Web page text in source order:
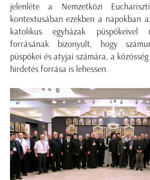
jelenléte a Nemzetközi
kontextusában ezekben a napokban
katolikus egyházak püspökeivel
forrásának bizonyult, hogy
püspökei és atyjai számára, a
hirdetés forrása is lehessen.